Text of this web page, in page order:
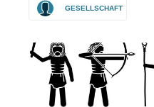
GESELLSCHAFT